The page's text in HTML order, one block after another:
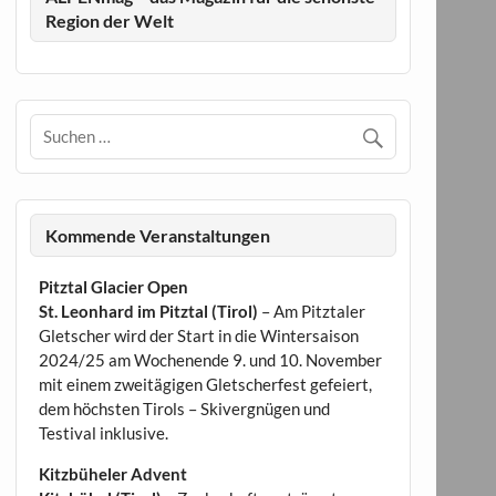
Region der Welt
Kommende Veranstaltungen
Pitztal Glacier Open
St. Leonhard im Pitztal (Tirol) – Am Pitztaler
Gletscher wird der Start in die Wintersaison
2024/25 am Wochenende 9. und 10. November
mit einem zweitägigen Gletscherfest gefeiert,
dem höchsten Tirols – Skivergnügen und
Testival inklusive.
Kitzbüheler Advent